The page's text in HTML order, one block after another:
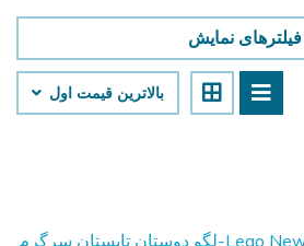
فیلترهای نمایش
بالاترین قیمت اول